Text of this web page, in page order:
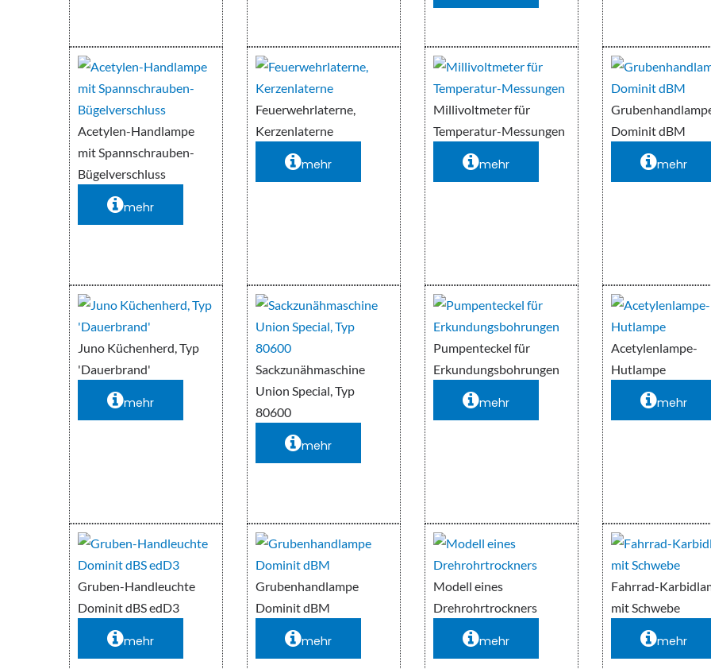
Acetylen-Handlampe
mit Spannschrauben-
Bügelverschluss
mehr
Feuerwehrlaterne,
Kerzenlaterne
mehr
Millivoltmeter für
Temperatur-Messungen
mehr
Dominit dBM
mehr
Juno Küchenherd, Typ
'Dauerbrand'
mehr
Sackzunähmaschine
Union Special, Typ
80600
mehr
Pumpenteckel für
Erkundungsbohrungen
mehr
Acetylenlampe-
Hutlampe
mehr
Gruben-Handleuchte
Dominit dBS edD3
mehr
Grubenhandlampe
Dominit dBM
mehr
Modell eines
Drehrohrtrockners
mehr
Fahrrad-
mit Schwebe
mehr